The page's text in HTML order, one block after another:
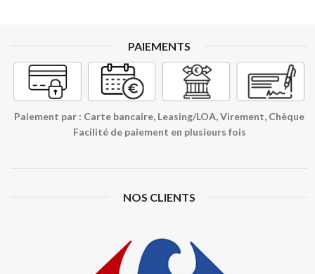
PAIEMENTS
Paiement par : Carte bancaire, Leasing/LOA, Virement, Chèque
Facilité de paiement en plusieurs fois
NOS CLIENTS